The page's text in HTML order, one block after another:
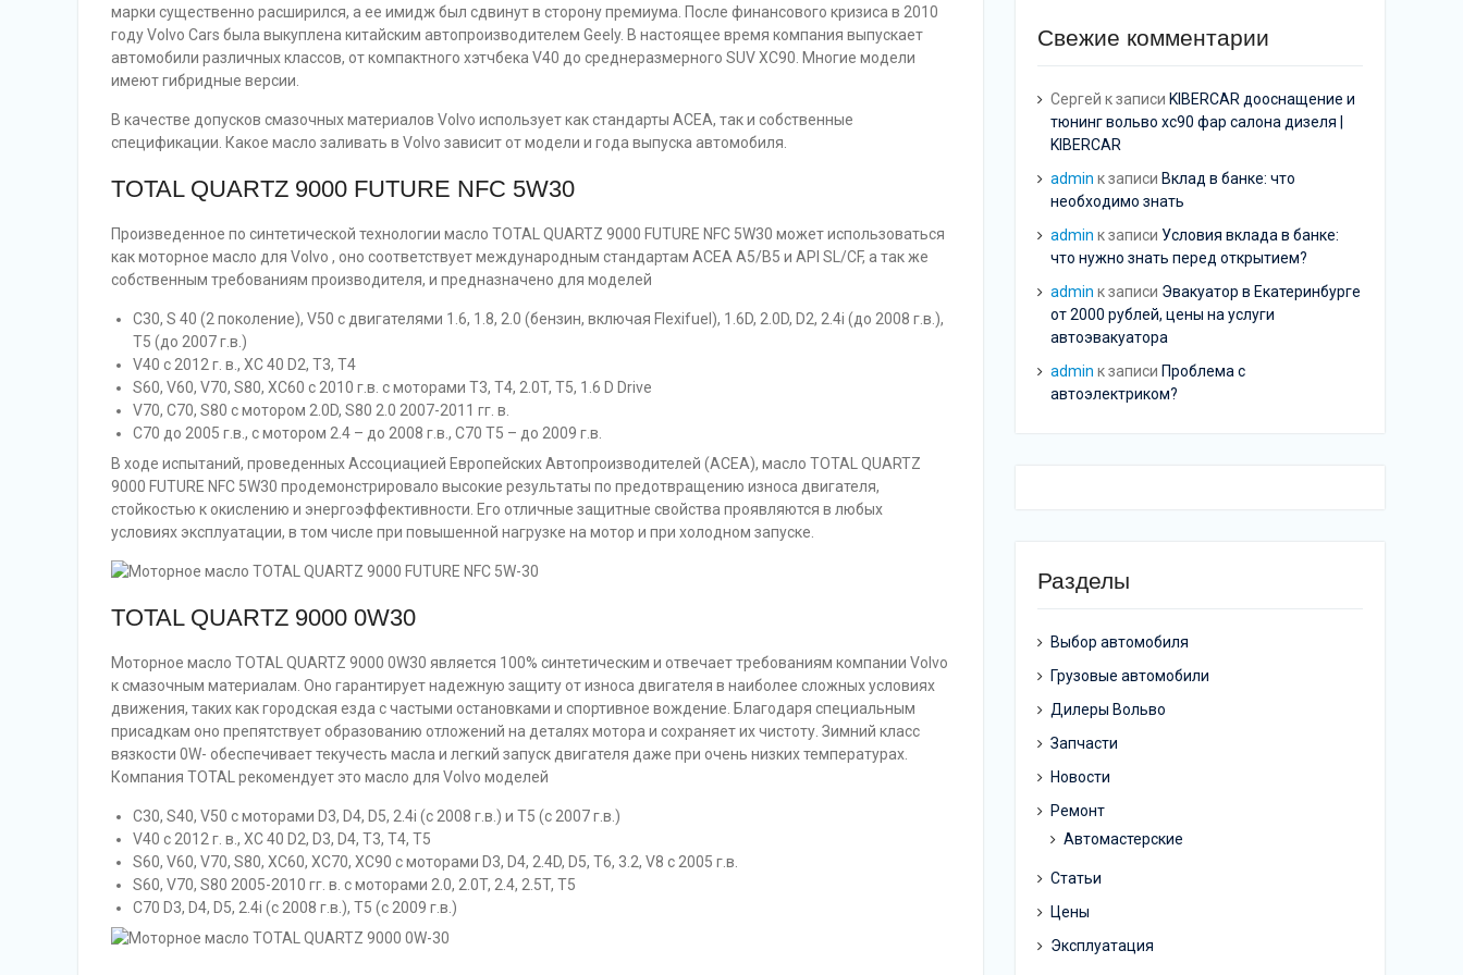
марки существенно расширился, а ее имидж был сдвинут в сторону премиума. После финансового кризиса в 2010
году Volvo Cars была выкуплена китайским автопроизводителем Geely. В настоящее время компания выпускает
автомобили различных классов, от компактного хэтчбека V40 до среднеразмерного SUV XC90. Многие модели
имеют гибридные версии.
В качестве допусков смазочных материалов Volvo использует как стандарты ACEA, так и собственные
спецификации. Какое масло заливать в Volvo зависит от модели и года выпуска автомобиля.
TOTAL QUARTZ 9000 FUTURE NFC 5W30
Произведенное по синтетической технологии масло TOTAL QUARTZ 9000 FUTURE NFC 5W30 может использоваться
как моторное масло для Volvo , оно соответствует международным стандартам ACEA A5/B5 и API SL/CF, а так же
собственным требованиям производителя, и предназначено для моделей
С30, S 40 (2 поколение), V50 с двигателями 1.6, 1.8, 2.0 (бензин, включая Flexifuel), 1.6D, 2.0D, D2, 2.4i (до 2008 г.в.),
T5 (до 2007 г.в.)
V40 с 2012 г. в., XC 40 D2, T3, T4
S60, V60, V70, S80, XC60 с 2010 г.в. с моторами T3, T4, 2.0T, T5, 1.6 D Drive
V70, C70, S80 с мотором 2.0D, S80 2.0 2007-2011 гг. в.
С70 до 2005 г.в., с мотором 2.4 – до 2008 г.в., C70 T5 – до 2009 г.в.
В ходе испытаний, проведенных Ассоциацией Европейских Автопроизводителей (ACEA), масло TOTAL QUARTZ
9000 FUTURE NFC 5W30 продемонстрировало высокие результаты по предотвращению износа двигателя,
стойкостью к окислению и энергоэффективности. Его отличные защитные свойства проявляются в любых
условиях эксплуатации, в том числе при повышенной нагрузке на мотор и при холодном запуске.
TOTAL QUARTZ 9000 0W30
Моторное масло TOTAL QUARTZ 9000 0W30 является 100% синтетическим и отвечает требованиям компании Volvo
к смазочным материалам. Оно гарантирует надежную защиту от износа двигателя в наиболее сложных условиях
движения, таких как городская езда с частыми остановками и спортивное вождение. Благодаря специальным
присадкам оно препятствует образованию отложений на деталях мотора и сохраняет их чистоту. Зимний класс
вязкости 0W- обеспечивает текучесть масла и легкий запуск двигателя даже при очень низких температурах.
Компания TOTAL рекомендует это масло для Volvo моделей
C30, S40, V50 с моторами D3, D4, D5, 2.4i (с 2008 г.в.) и T5 (с 2007 г.в.)
V40 с 2012 г. в., XC 40 D2, D3, D4, T3, T4, T5
S60, V60, V70, S80, XC60, XC70, XC90 с моторами D3, D4, 2.4D, D5, T6, 3.2, V8 с 2005 г.в.
S60, V70, S80 2005-2010 гг. в. с моторами 2.0, 2.0T, 2.4, 2.5T, T5
C70 D3, D4, D5, 2.4i (с 2008 г.в.), T5 (с 2009 г.в.)
Свежие комментарии
Сергей к записи KIBERCAR дооснащение и
тюнинг вольво хс90 фар салона дизеля |
KIBERCAR
admin к записи Вклад в банке: что
необходимо знать
admin к записи Условия вклада в банке:
что нужно знать перед открытием?
admin к записи Эвакуатор в Екатеринбурге
от 2000 рублей, цены на услуги
автоэвакуатора
admin к записи Проблема с
автоэлектриком?
Разделы
Выбор автомобиля
Грузовые автомобили
Дилеры Вольво
Запчасти
Новости
Ремонт
Автомастерские
Статьи
Цены
Эксплуатация